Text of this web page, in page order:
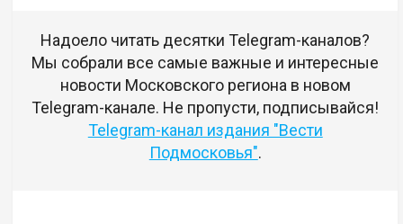
Надоело читать десятки Telegram-каналов?
Мы собрали все самые важные и интересные
новости Московского региона в новом
Telegram-канале. Не пропусти, подписывайся!
Telegram-канал издания "Вести
Подмосковья".